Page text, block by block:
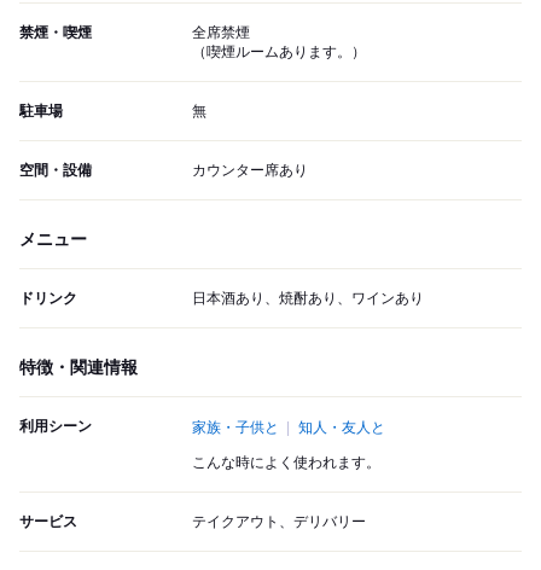
禁煙・喫煙
全席禁煙
（喫煙ルームあります。）
駐車場 無
空間・設備 カウンター席あり
メニュー
ドリンク 日本酒あり、焼酎あり、ワインあり
特徴・関連情報
利用シーン 家族・子供と 知人・友人と
こんな時によく使われます。
サービス テイクアウト、デリバリー